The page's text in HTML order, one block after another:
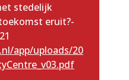
stedelijk
eruit?-
app/uploads/20